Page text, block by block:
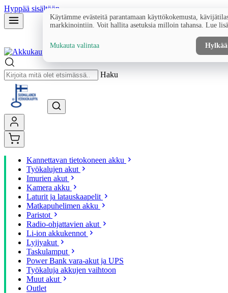
Hyppää sisältöön
Haku
Kannettavan tietokoneen akku
Työkalujen akut
Imurien akut
Kamera akku
Laturit ja latauskaapelit
Matkapuhelimen akku
Paristot
Radio-ohjattavien akut
Li-ion akkukennot
Lyijyakut
Taskulamput
Power Bank vara-akut ja UPS
Työkaluja akkujen vaihtoon
Muut akut
Outlet
Käytämme evästeitä parantamaan käyttökokemusta,
markkinointiin. Voit hallita asetuksia milloin tahansa. Lue
Mukauta valintaa Hylkää